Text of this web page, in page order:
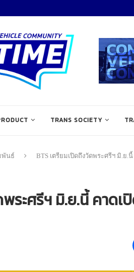
TRANS SOCIETY
พันธ์ BTS เตรียมเปิดถึงวัดพระศรีฯ มิ.ย
ระศรีฯ มิ.ย.นี้ คาด